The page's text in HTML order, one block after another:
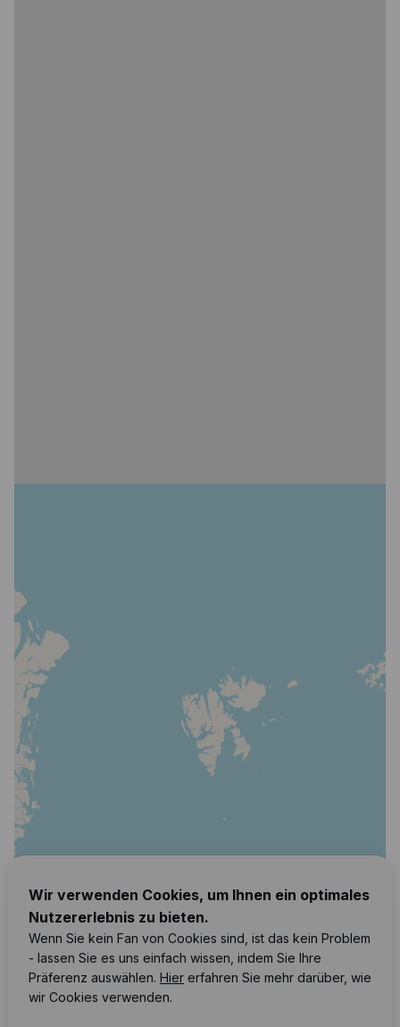
10
2
Wir verwenden Cookies, um Ihnen ein optimales
Nutzererlebnis zu bieten.
Wenn Sie kein Fan von Cookies sind, ist das kein Problem
- lassen Sie es uns einfach wissen, indem Sie Ihre
Präferenz auswählen. Hier erfahren Sie mehr darüber, wie
wir Cookies verwenden.